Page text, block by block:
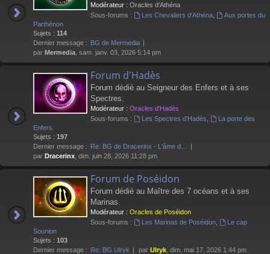
Modérateur : Oracles d'Athéna
Sous-forums :
Les Chevaliers d'Athéna,
Aux portes du
Parthénon
Sujets : 114
Dernier message : BG de Mermedia
par Mermedia , sam. janv. 03, 2026 5:14 pm
Forum d'Hadès
Forum dédié au Seigneur des Enfers et à ses
Spectres.
Modérateur : Oracles d'Hadès
Sous-forums :
Les Spectres d'Hadès
La porte des
Enfers
Sujets : 197
Dernier message : Re: BG de Dracerinx - L'âme d…
par Dracerinx , dim. juin 28, 2026 11:28 pm
Forum de Poséidon
Forum dédié au Maître des 7 océans et à ses
Marinas.
Modérateur : Oracles de Poséidon
Sous-forums :
Les Marinas de Poséidon,
Le cap
Sounion
Sujets : 103
Dernier message : Re: BG Ulryk par Ulryk , dim. mai 17, 2026 1:44 pm